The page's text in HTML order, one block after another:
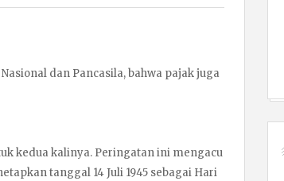
dan Pancasila, bahwa pajak juga
kedua kalinya. Peringatan ini mengacu
tanggal 14 Juli 1945 sebagai Hari